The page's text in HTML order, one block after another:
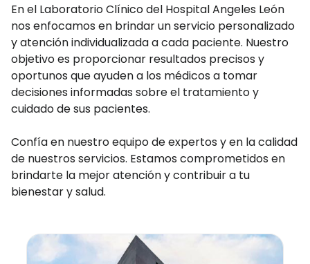
En el Laboratorio Clínico del Hospital Angeles León
nos enfocamos en brindar un servicio personalizado
y atención individualizada a cada paciente. Nuestro
objetivo es proporcionar resultados precisos y
oportunos que ayuden a los médicos a tomar
decisiones informadas sobre el tratamiento y
cuidado de sus pacientes.
Confía en nuestro equipo de expertos y en la calidad
de nuestros servicios. Estamos comprometidos en
brindarte la mejor atención y contribuir a tu
bienestar y salud.